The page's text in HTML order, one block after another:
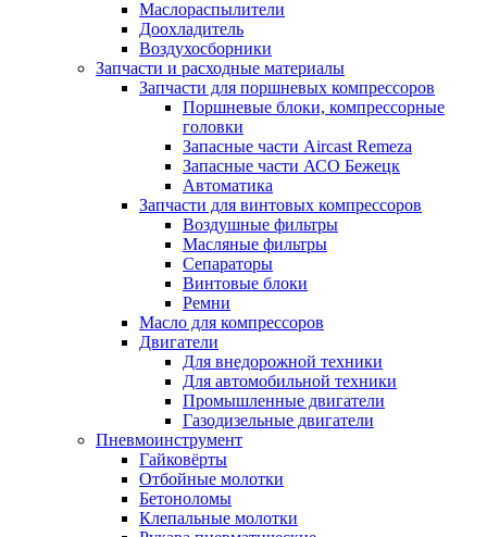
Маслораспылители
Доохладитель
Воздухосборники
Запчасти и расходные материалы
Запчасти для поршневых компрессоров
Поршневые блоки, компрессорные
головки
Запасные части Aircast Remeza
Запасные части АСО Бежецк
Автоматика
Запчасти для винтовых компрессоров
Воздушные фильтры
Масляные фильтры
Сепараторы
Винтовые блоки
Ремни
Масло для компрессоров
Двигатели
Для внедорожной техники
Для автомобильной техники
Промышленные двигатели
Газодизельные двигатели
Пневмоинструмент
Гайковёрты
Отбойные молотки
Бетоноломы
Клепальные молотки